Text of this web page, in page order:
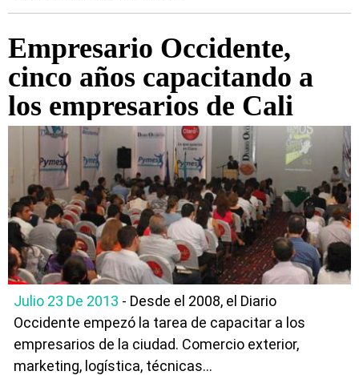
Empresario Occidente,
cinco años capacitando a
los empresarios de Cali
Julio 23 De 2013 - Desde el 2008, el Diario
Occidente empezó la tarea de capacitar a los
empresarios de la ciudad. Comercio exterior,
marketing, logística, técnicas...